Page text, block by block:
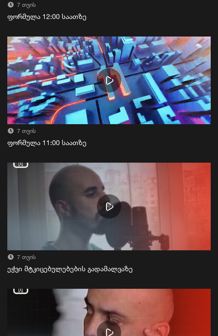
7 თვის
ფორმულა 12:00 საათზე
7 თვის
ფორმულა 11:00 საათზე
7 თვის
ეჭვი მტკიცებულებების გადამალვაზე